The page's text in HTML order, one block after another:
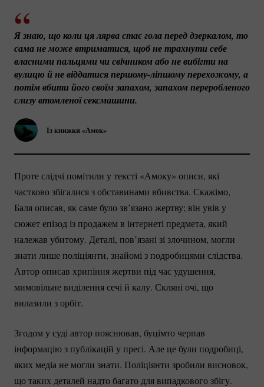
Із книжки «Амок»
Я знаю, що коли ця лярва стає гола перед дзеркалом, то
сама не може втриматися, щоб не трахнути себе
власними пальцями чи свічником або не вибігти на
вулицю й не віддатися першому-ліпшому перехожому, а
потім вбити його своїм запахом, запахом переробленого
слизу втомленої сексмашини.
Проте слідчі помітили у тексті «Амоку» описи, які
частково збігалися з обставинами вбивства. Скажімо,
Баля описав, як саме було зв’язано жертву; він увів у
сюжет епізод із продажем в інтернеті предмета, який
належав убитому. Деталі, пов’язані зі злочином, могли
знати лише поліціянти, знайомі з подробицями слідства.
Автор описав хрипіння жертви під час удушення,
мимовільне виділення сечі й калу. Скляні очі, що
вилазили з орбіт.
Згодом у суді автор пояснював, буцімто черпав
інформацію з публікацій у пресі. Але це були подробиці,
яких медіа не могли знати. Поліціянти зробили висновок,
що таких деталей надто багато для випадкового збігу.